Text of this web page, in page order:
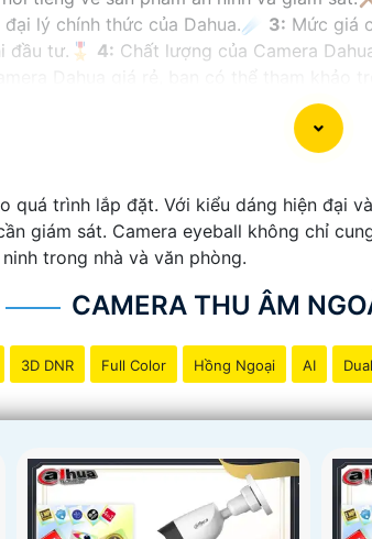
lý chính thức của Dahua.☄️ 3: Mức giá
đầu tư.🎖️ 4: Chất lượng của Camera
giúp bạn chọn lựa được Camera Dahua
quá trình lắp đặt. Với kiểu dáng hiện đại
giám sát. Camera eyeball không chỉ
trong nhà và văn phòng.
CAMERA THU ÂM
3D DNR Full Color Hồng Ngoại AI